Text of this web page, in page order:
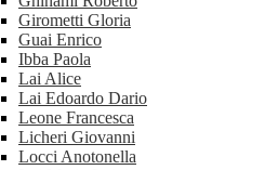
Girometti Gloria
Guai Enrico
Ibba Paola
Lai Alice
Lai Edoardo Dario
Leone Francesca
Licheri Giovanni
Locci Anotonella